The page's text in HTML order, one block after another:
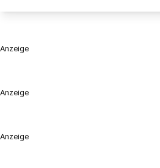
Anzeige
Anzeige
Anzeige